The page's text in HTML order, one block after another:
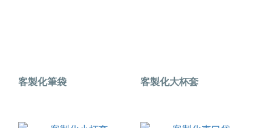
客製化筆袋 客製化大杯套